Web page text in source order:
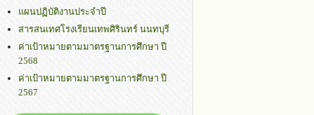
แผนปฏิบัติงานประจำปี
สารสนเทศโรงเรียนเทพศิรินทร์ นนทบุรี
ค่าเป้าหมายตามมาตรฐานการศึกษา ปี
2568
ค่าเป้าหมายตามมาตรฐานการศึกษา ปี
2567